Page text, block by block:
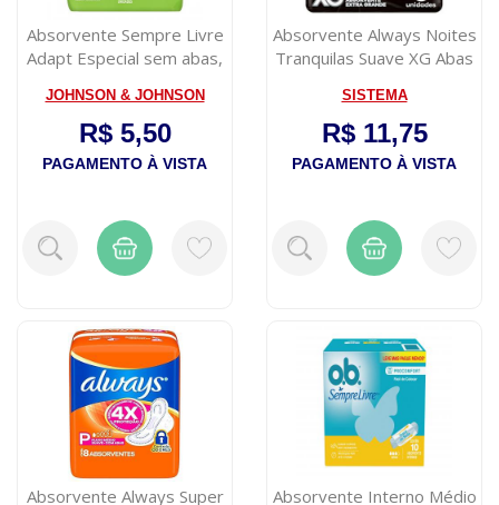
Absorvente Sempre Livre
Adapt Especial sem abas,
JOHNSON & JOHNSON
R$ 5,50
PAGAMENTO À VISTA
Absorvente Always Noites
Tranquilas Suave XG Abas
SISTEMA
R$ 11,75
PAGAMENTO À VISTA
Absorvente Always Super Absorvente Interno Médio